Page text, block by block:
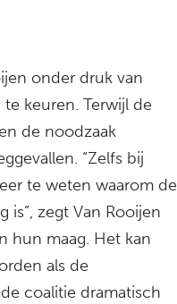
onder druk van
keuren. Terwijl de
de noodzaak
“Zelfs bij
te weten waarom de
zegt Van Rooijen
hun maag. Het kan
als de
coalitie dramatisch